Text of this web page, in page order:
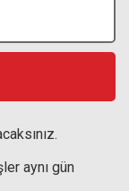
aynı gün